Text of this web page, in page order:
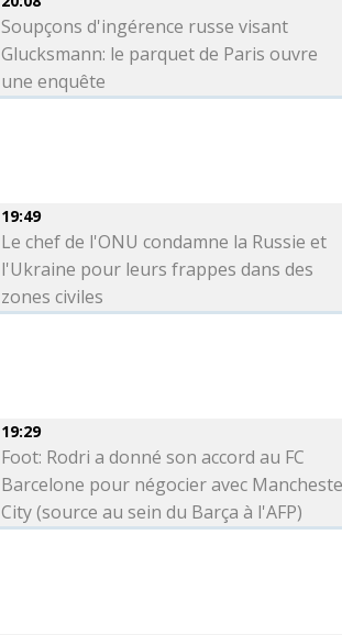
Soupçons d'ingérence russe visant
Glucksmann: le parquet de Paris ouvre
une enquête
19:49
Le chef de l'ONU condamne la Russie et
l'Ukraine pour leurs frappes dans des
zones civiles
19:29
Foot: Rodri a donné son accord au FC
Barcelone pour négocier avec
City (source au sein du Barça à l'AFP)